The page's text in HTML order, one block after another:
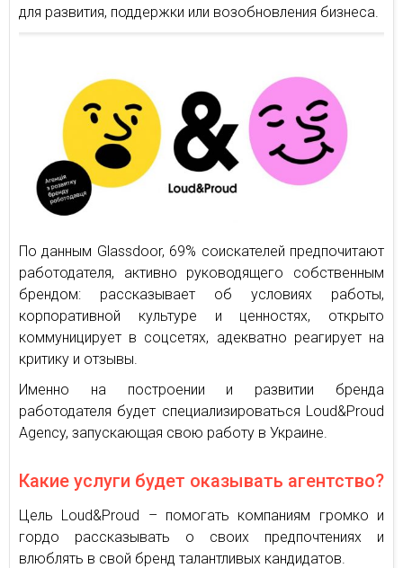
для развития, поддержки или возобновления бизнеса.
По данным Glassdoor, 69% соискателей предпочитают
работодателя, активно руководящего собственным
брендом: рассказывает об условиях работы,
корпоративной культуре и ценностях, открыто
коммуницирует в соцсетях, адекватно реагирует на
критику и отзывы.
Именно на построении и развитии бренда
работодателя будет специализироваться Loud&Proud
Agency, запускающая свою работу в Украине.
Какие услуги будет оказывать агентство?
Цель Loud&Proud – помогать компаниям громко и
гордо рассказывать о своих предпочтениях и
влюблять в свой бренд талантливых кандидатов.